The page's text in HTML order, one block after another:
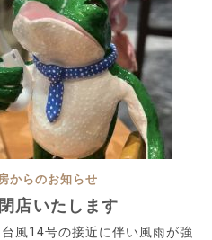
からのお知らせ
店いたします
風14号の接近に伴い風雨が強